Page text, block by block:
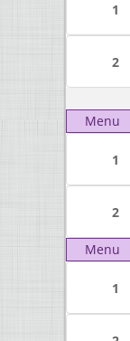
1
2
Menu
1
2
Menu
1